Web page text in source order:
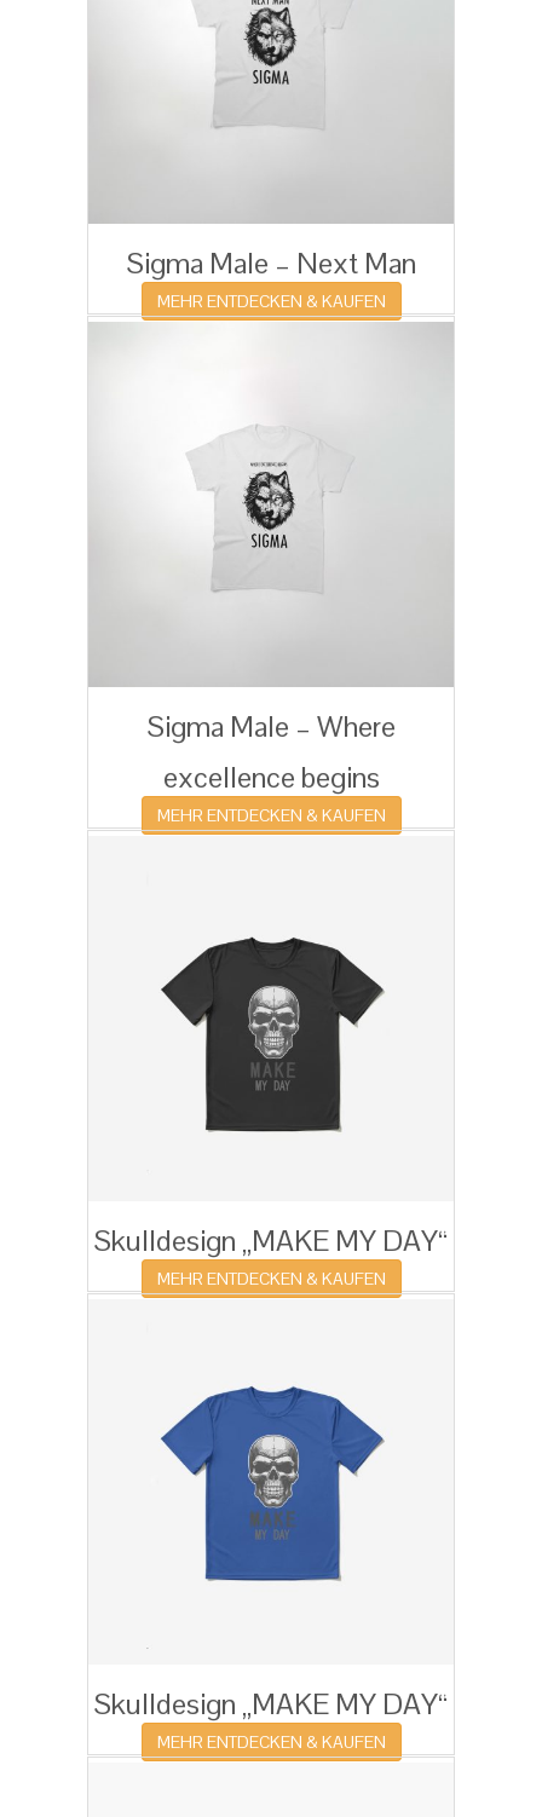
Sigma Male – Next Man
MEHR ENTDECKEN & KAUFEN
Sigma Male – Where
excellence begins
MEHR ENTDECKEN & KAUFEN
Skulldesign „MAKE MY DAY“
MEHR ENTDECKEN & KAUFEN
Skulldesign „MAKE MY DAY“
MEHR ENTDECKEN & KAUFEN